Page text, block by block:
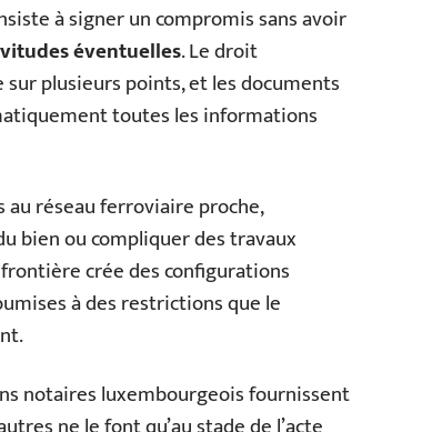
à signer un compromis sans avoir
éventuelles. Le droit
plusieurs points, et les documents
toutes les informations
au réseau ferroviaire proche,
bien ou compliquer des travaux
crée des configurations
à des restrictions que le
notaires luxembourgeois fournissent